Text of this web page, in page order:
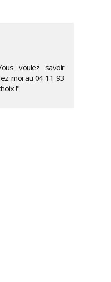
voulez savoir
moi au 04 11 93
!"